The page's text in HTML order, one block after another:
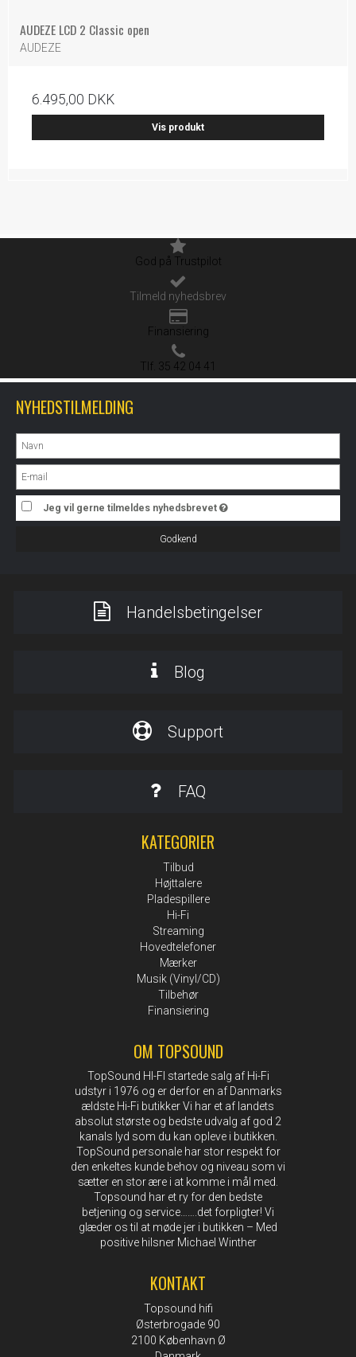
AUDEZE LCD 2 Classic open
AUDEZE
6.495,00 DKK
Vis produkt
God på Trustpilot
Tilmeld nyhedsbrev
Finansiering
Tlf. 35 42 04 41
NYHEDSTILMELDING
Jeg vil gerne tilmeldes nyhedsbrevet
Godkend
Handelsbetingelser
Blog
Support
FAQ
KATEGORIER
Tilbud
Højttalere
Pladespillere
Hi-Fi
Streaming
Hovedtelefoner
Mærker
Musik (Vinyl/CD)
Tilbehør
Finansiering
OM TOPSOUND
TopSound HI-FI startede salg af Hi-Fi
udstyr i 1976 og er derfor en af Danmarks
ældste Hi-Fi butikker Vi har et af landets
absolut største og bedste udvalg af god 2
kanals lyd som du kan opleve i butikken.
TopSound personale har stor respekt for
den enkeltes kunde behov og niveau som vi
sætter en stor ære i at komme i mål med.
Topsound har et ry for den bedste
betjening og service…….det forpligter! Vi
glæder os til at møde jer i butikken – Med
positive hilsner Michael Winther
KONTAKT
Topsound hifi
Østerbrogade 90
2100 København Ø